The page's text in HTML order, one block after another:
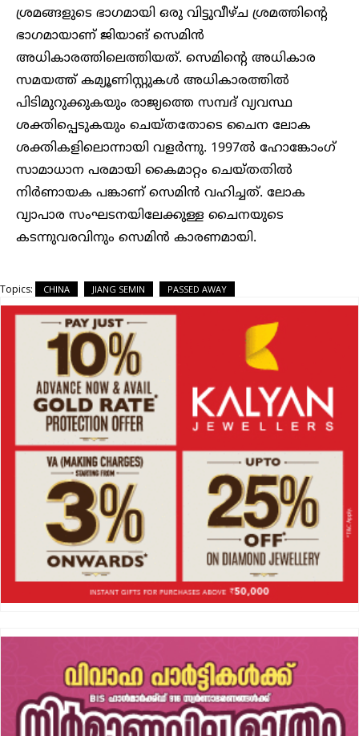
ശ്രമങ്ങളുടെ ഭാഗമായി ഒരു വിട്ടുവീഴ്ച ശ്രമത്തിന്‍റെ
ഭാഗമായാണ് ജിയാങ് സെമിന്‍
അധികാരത്തിലെത്തിയത്. സെമിന്‍റെ അധികാര
സമയത്ത് കമ്യൂണിസ്റ്റുകള്‍ അധികാരത്തില്‍
പിടിമുറുക്കുകയും രാജ്യത്തെ സമ്പദ് വ്യവസ്ഥ
ശക്തിപ്പെടുകയും ചെയ്തതോടെ ചൈന ലോക
ശക്തികളിലൊന്നായി വളര്‍ന്നു. 1997ല്‍ ഹോങ്കോംഗ്
സാമാധാന പരമായി കൈമാറ്റം ചെയ്തതില്‍
നിര്‍ണായക പങ്കാണ് സെമിന്‍ വഹിച്ചത്. ലോക
വ്യാപാര സംഘടനയിലേക്കുള്ള ചൈനയുടെ
കടന്നുവരവിനും സെമിന്‍ കാരണമായി.
Topics: CHINA JIANG SEMIN PASSED AWAY